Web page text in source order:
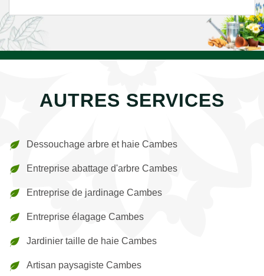
AUTRES SERVICES
Dessouchage arbre et haie Cambes
Entreprise abattage d'arbre Cambes
Entreprise de jardinage Cambes
Entreprise élagage Cambes
Jardinier taille de haie Cambes
Artisan paysagiste Cambes